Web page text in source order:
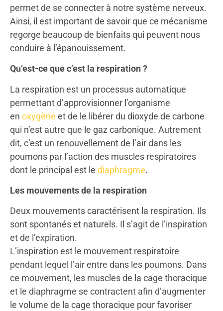
permet de se connecter à notre système nerveux.
Ainsi, il est important de savoir que ce mécanisme
regorge beaucoup de bienfaits qui peuvent nous
conduire à l’épanouissement.
Qu’est-ce que c’est la respiration ?
La respiration est un processus automatique
permettant d’approvisionner l’organisme
en oxygène et de le libérer du dioxyde de carbone
qui n’est autre que le gaz carbonique. Autrement
dit, c’est un renouvellement de l’air dans les
poumons par l’action des muscles respiratoires
dont le principal est le diaphragme.
Les mouvements de la respiration
Deux mouvements caractérisent la respiration. Ils
sont spontanés et naturels. Il s’agit de l’inspiration
et de l’expiration.
L’inspiration est le mouvement respiratoire
pendant lequel l’air entre dans les poumons. Dans
ce mouvement, les muscles de la cage thoracique
et le diaphragme se contractent afin d’augmenter
le volume de la cage thoracique pour favoriser